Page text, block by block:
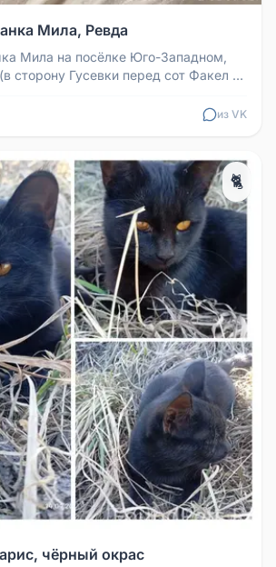
Мила, Ревда
Мила на посёлке Юго-Западном,
сторону Гусевки перед сот Факел и
из VK
🐈
чёрный окрас